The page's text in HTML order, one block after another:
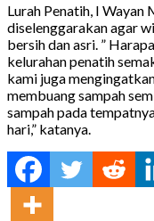
Lurah Penatih, I Wayan
diselenggarakan agar
bersih dan asri. ”
kelurahan penatih
kami juga
membuang sampah
sampah pada
hari,” katanya.